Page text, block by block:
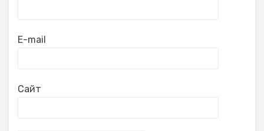
E-mail
Сайт